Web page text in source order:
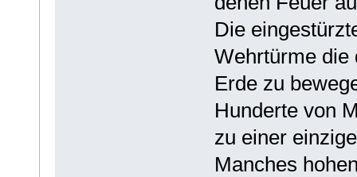
Die
Wehrtürme die
Erde zu
Hunderte von
zu einer
Manches